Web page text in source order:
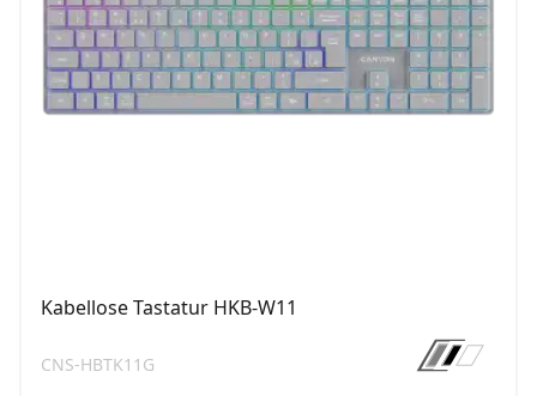
Kabellose Tastatur HKB-W11
CNS-HBTK11G